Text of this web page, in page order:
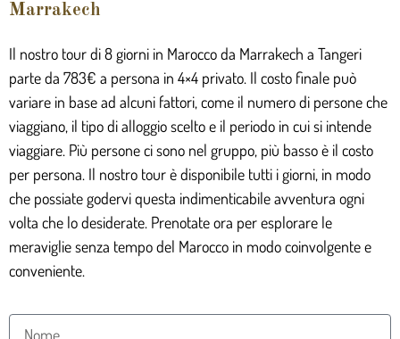
Marrakech
Il nostro tour di 8 giorni in Marocco da Marrakech a Tangeri
parte da 783€ a persona in 4×4 privato. Il costo finale può
variare in base ad alcuni fattori, come il numero di persone che
viaggiano, il tipo di alloggio scelto e il periodo in cui si intende
viaggiare. Più persone ci sono nel gruppo, più basso è il costo
per persona. Il nostro tour è disponibile tutti i giorni, in modo
che possiate godervi questa indimenticabile avventura ogni
volta che lo desiderate. Prenotate ora per esplorare le
meraviglie senza tempo del Marocco in modo coinvolgente e
conveniente.